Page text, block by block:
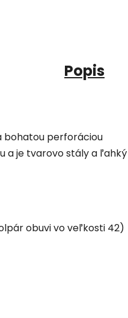
Popis
bohatou perforáciou
a je tvarovo stály a ľahký
obuvi vo veľkosti 42)